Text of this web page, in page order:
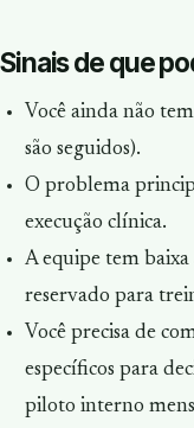
Sinais de que
Você ainda não tem
são seguidos).
O problema
execução clínica.
A equipe tem baixa
reservado para
Você precisa de
específicos para
piloto interno